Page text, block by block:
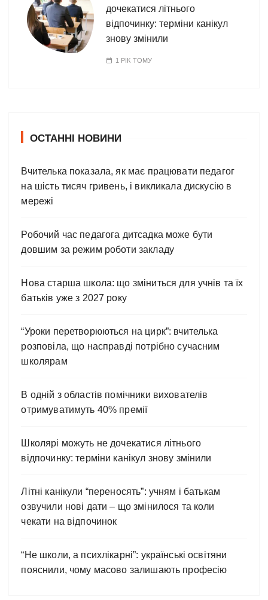
дочекатися літнього
відпочинку: терміни канікул
знову змінили
1 РІК ТОМУ
ОСТАННІ НОВИНИ
Вчителька показала, як має працювати педагог
на шість тисяч гривень, і викликала дискусію в
мережі
Робочий час педагога дитсадка може бути
довшим за режим роботи закладу
Нова старша школа: що зміниться для учнів та їх
батьків уже з 2027 року
“Уроки перетворюються на цирк”: вчителька
розповіла, що насправді потрібно сучасним
школярам
В одній з областів помічники вихователів
отримуватимуть 40% премії
Школярі можуть не дочекатися літнього
відпочинку: терміни канікул знову змінили
Літні канікули “переносять”: учням і батькам
озвучили нові дати – що змінилося та коли
чекати на відпочинок
“Не школи, а психлікарні”: українські освітяни
пояснили, чому масово залишають професію